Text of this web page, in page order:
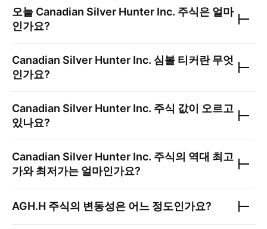
오늘 Canadian Silver Hunter Inc. 주식은 얼마
인가요?
Canadian Silver Hunter Inc. 심볼 티커란 무엇
인가요?
Canadian Silver Hunter Inc. 주식 값이 오르고
있나요?
Canadian Silver Hunter Inc. 주식의 역대 최고
가와 최저가는 얼마인가요?
AGH.H 주식의 변동성은 어느 정도인가요?